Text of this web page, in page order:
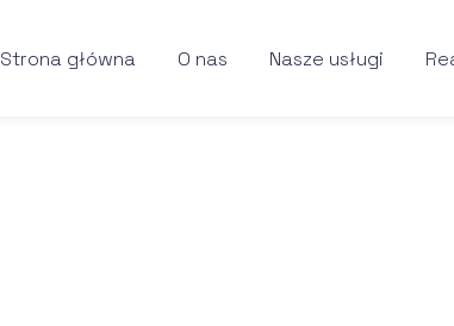
Strona główna O nas Nasze usługi